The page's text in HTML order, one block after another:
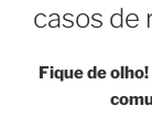
casos de
Fique de